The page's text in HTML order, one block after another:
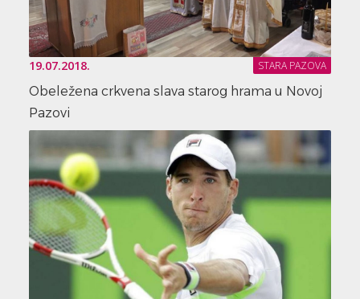
19.07.2018. STARA PAZOVA
Obeležena crkvena slava starog hrama u Novoj
Pazovi